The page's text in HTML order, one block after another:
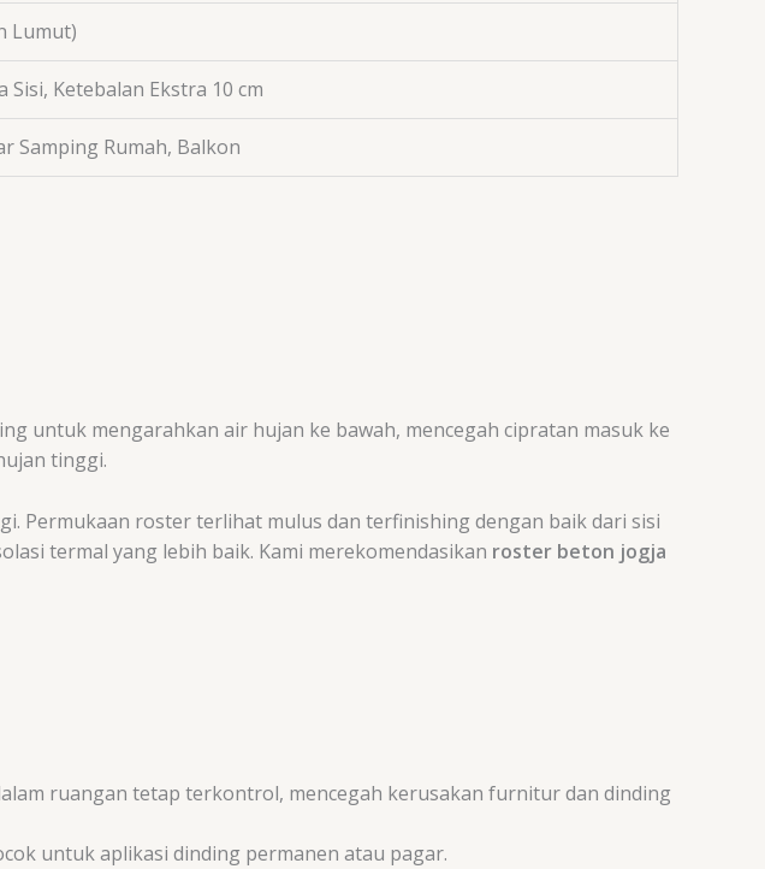
Lumut)
Ketebalan Ekstra 10 cm
Samping Rumah, Balkon
untuk mengarahkan air hujan ke bawah, mencegah cipratan masuk ke
tinggi.
Permukaan roster terlihat mulus dan terfinishing dengan baik dari sisi
termal yang lebih baik. Kami merekomendasikan roster beton jogja
ruangan tetap terkontrol, mencegah kerusakan furnitur dan dinding
untuk aplikasi dinding permanen atau pagar.